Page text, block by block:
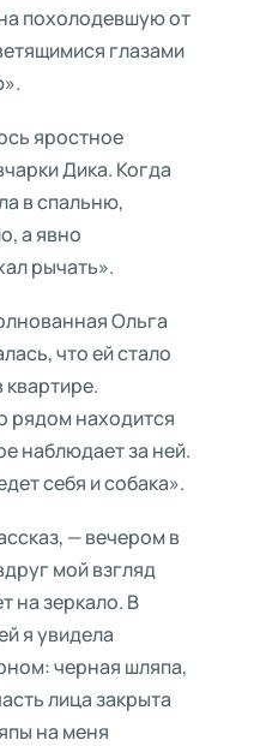
похолодевшую от
глазами
яростное
Дика. Когда
в спальню,
а явно
рычать».
Ольга
что ей стало
рядом находится
наблюдает за ней.
себя и собака».
— вечером в
мой взгляд
на зеркало. В
я увидела
черная шляпа,
лица закрыта
на меня